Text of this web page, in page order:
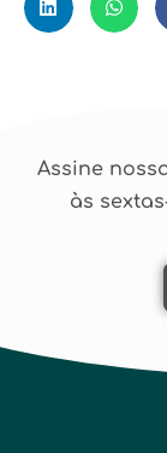
Assine
às